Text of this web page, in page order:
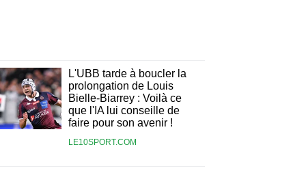
L'UBB tarde à boucler la
prolongation de Louis
Bielle-Biarrey : Voilà ce
que l'IA lui conseille de
faire pour son avenir !
LE10SPORT.COM